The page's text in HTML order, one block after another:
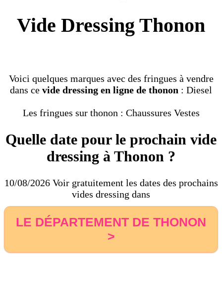
Vide Dressing Thonon
Voici quelques marques avec des fringues à vendre
dans ce vide dressing en ligne de thonon : Diesel
Les fringues sur thonon : Chaussures Vestes
Quelle date pour le prochain vide
dressing à Thonon ?
10/08/2026 Voir gratuitement les dates des prochains
vides dressing dans
LE DÉPARTEMENT DE THONON